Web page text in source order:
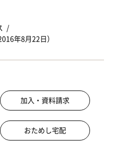
年8月22日）
加入・資料請求
おためし宅配